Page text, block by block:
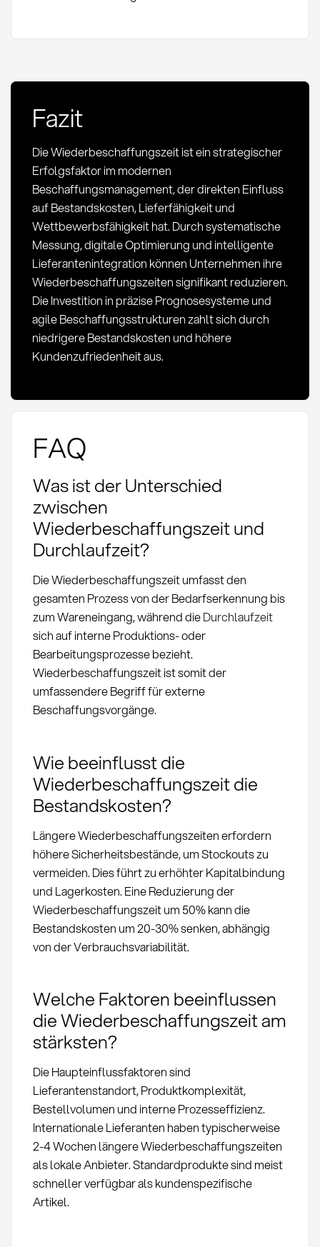
Fazit
Die Wiederbeschaffungszeit ist ein strategischer
Erfolgsfaktor im modernen
Beschaffungsmanagement, der direkten Einfluss
auf Bestandskosten, Lieferfähigkeit und
Wettbewerbsfähigkeit hat. Durch systematische
Messung, digitale Optimierung und intelligente
Lieferantenintegration können Unternehmen ihre
Wiederbeschaffungszeiten signifikant reduzieren.
Die Investition in präzise Prognosesysteme und
agile Beschaffungsstrukturen zahlt sich durch
niedrigere Bestandskosten und höhere
Kundenzufriedenheit aus.
FAQ
Was ist der Unterschied
zwischen
Wiederbeschaffungszeit und
Durchlaufzeit?
Die Wiederbeschaffungszeit umfasst den
gesamten Prozess von der Bedarfserkennung bis
zum Wareneingang, während dieDurchlaufzeit
sich auf interne Produktions- oder
Bearbeitungsprozesse bezieht.
Wiederbeschaffungszeit ist somit der
umfassendere Begriff für externe
Beschaffungsvorgänge.
Wie beeinflusst die
Wiederbeschaffungszeit die
Bestandskosten?
Längere Wiederbeschaffungszeiten erfordern
höhere Sicherheitsbestände, um Stockouts zu
vermeiden. Dies führt zu erhöhter Kapitalbindung
und Lagerkosten. Eine Reduzierung der
Wiederbeschaffungszeit um 50% kann die
Bestandskosten um 20-30% senken, abhängig
von der Verbrauchsvariabilität.
Welche Faktoren beeinflussen
die Wiederbeschaffungszeit am
stärksten?
Die Haupteinflussfaktoren sind
Lieferantenstandort, Produktkomplexität,
Bestellvolumen und interne Prozesseffizienz.
Internationale Lieferanten haben typischerweise
2-4 Wochen längere Wiederbeschaffungszeiten
als lokale Anbieter. Standardprodukte sind meist
schneller verfügbar als kundenspezifische
Artikel.